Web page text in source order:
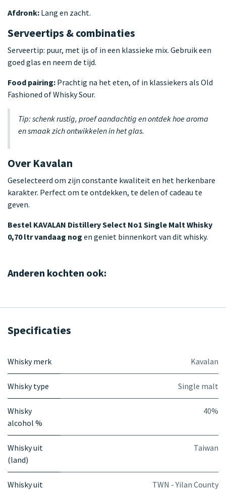
Afdronk: Lang en zacht.
Serveertips & combinaties
Serveertip: puur, met ijs of in een klassieke mix. Gebruik een
goed glas en neem de tijd.
Food pairing: Prachtig na het eten, of in klassiekers als Old
Fashioned of Whisky Sour.
Tip: schenk rustig, proef aandachtig en ontdek hoe aroma
en smaak zich ontwikkelen in het glas.
Over Kavalan
Geselecteerd om zijn constante kwaliteit en het herkenbare
karakter. Perfect om te ontdekken, te delen of cadeau te
geven.
Bestel KAVALAN Distillery Select No1 Single Malt Whisky
0,70 ltr vandaag nog en geniet binnenkort van dit whisky.
Anderen kochten ook:
Specificaties
Whisky merk Kavalan
Whisky type Single malt
Whisky
alcohol %
40%
Whisky uit
(land)
Taiwan
Whisky uit
TWN - Yilan County